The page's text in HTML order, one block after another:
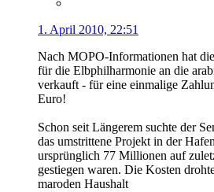
1. April 2010, 22:51
Nach MOPO-Informationen hat
für die Elbphilharmonie an die
verkauft - für eine einmalige
Euro!
Schon seit Längerem suchte der
das umstrittene Projekt in der
ursprünglich 77 Millionen auf
gestiegen waren. Die Kosten
maroden Haushalt